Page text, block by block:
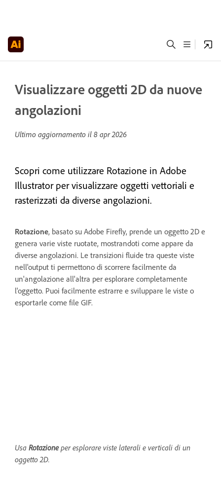
Visualizzare oggetti 2D da nuove
angolazioni
Ultimo aggiornamento il 8 apr 2026
Scopri come utilizzare Rotazione in Adobe
Illustrator per visualizzare oggetti vettoriali e
rasterizzati da diverse angolazioni.
Rotazione, basato su Adobe Firefly, prende un oggetto 2D e
genera varie viste ruotate, mostrandoti come appare da
diverse angolazioni. Le transizioni fluide tra queste viste
nell'output ti permettono di scorrere facilmente da
un'angolazione all'altra per esplorare completamente
l'oggetto. Puoi facilmente estrarre e sviluppare le viste o
esportarle come file GIF.
Usa Rotazioneper esplorare viste laterali e verticali di un
oggetto 2D.